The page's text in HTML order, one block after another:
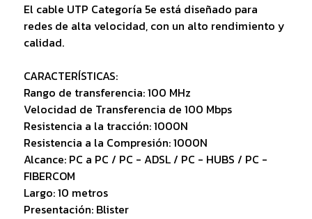
El cable UTP Categoría 5e está diseñado para
redes de alta velocidad, con un alto rendimiento y
calidad.
CARACTERÍSTICAS:
Rango de transferencia: 100 MHz
Velocidad de Transferencia de 100 Mbps
Resistencia a la tracción: 1000N
Resistencia a la Compresión: 1000N
Alcance: PC a PC / PC - ADSL / PC - HUBS / PC -
FIBERCOM
Largo: 10 metros
Presentación: Blister